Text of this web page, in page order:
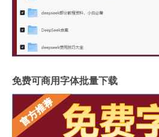
免费可商用字体批量下载